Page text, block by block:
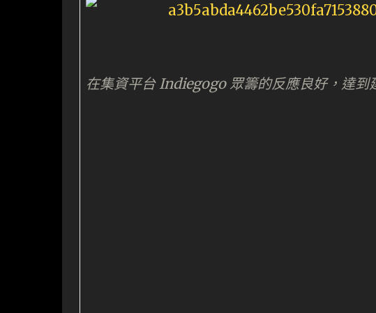
在集資平台 Indiegogo 眾籌的反應良好，達到